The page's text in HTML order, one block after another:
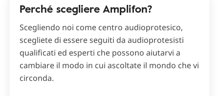
Perché scegliere Amplifon?
Scegliendo noi come centro audioprotesico,
scegliete di essere seguiti da audioprotesisti
qualificati ed esperti che possono aiutarvi a
cambiare il modo in cui ascoltate il mondo che vi
circonda.